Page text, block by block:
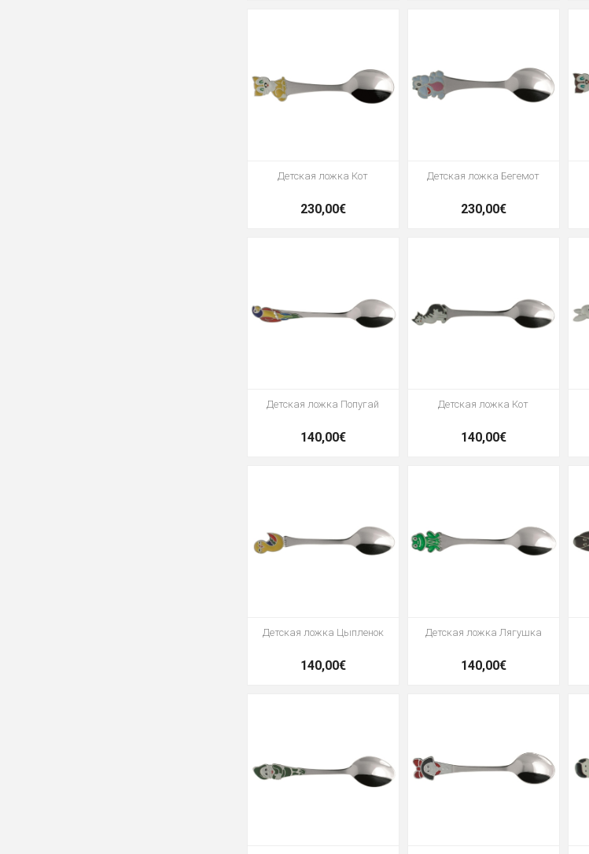
Детская ложка Кот
230,00€
Детская ложка Бегемот
230,00€
Детская ложка Попугай
140,00€
Детская ложка Кот
140,00€
Детская ложка Цыпленок
140,00€
Детская ложка Лягушка
140,00€